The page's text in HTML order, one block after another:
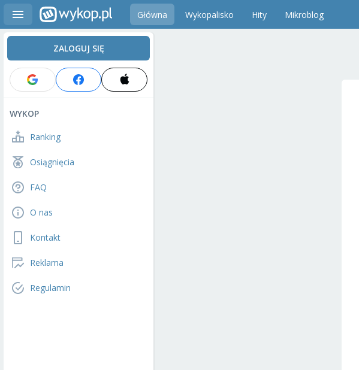
Główna Wykopalisko Hity Mikroblog
ZALOGUJ SIĘ
WYKOP
Ranking
Osiągnięcia
FAQ
O nas
Kontakt
Reklama
Regulamin